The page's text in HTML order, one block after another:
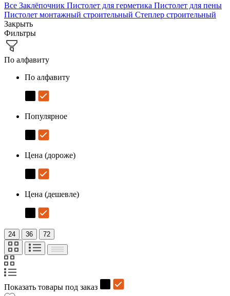
Все Заклёпочник Пистолет для герметика Пистолет для пены
Пистолет монтажный строительный Степлер строительный
Закрыть
Фильтры
По алфавиту
По алфавиту
Популярное
Цена (дороже)
Цена (дешевле)
24 36 72
Показать товары под заказ